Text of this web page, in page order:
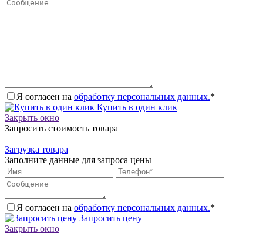
Я согласен на обработку персональных данных.*
Купить в один клик
Закрыть окно
Запросить стоимость товара
Загрузка товара
Заполните данные для запроса цены
Я согласен на обработку персональных данных.*
Запросить цену
Закрыть окно